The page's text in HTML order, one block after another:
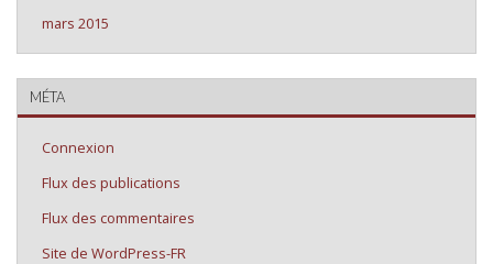
mars 2015
MÉTA
Connexion
Flux des publications
Flux des commentaires
Site de WordPress-FR